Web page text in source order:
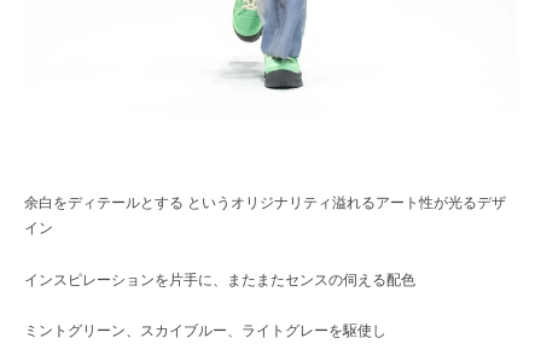
余白をディテールとする というオリジナリティ溢れるアート性が光るデザ
イン
インスピレーションを片手に、またまたセンスの伺える配色
ミントグリーン、スカイブルー、ライトグレーを駆使し